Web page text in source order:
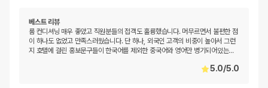
베스트 리뷰
룸 컨디셔닝 매우 좋았고 직원분들의 접객도 훌륭했습니다. 머무르면서 불편한 점
이 하나도 없었고 만족스러웠습니다. 단 하나, 외국인 고객의 비중이 높아서 그런
지 호텔에 걸린 홍보문구들이 한국어를 제외한 중국어와 영어만 병기되어있는…
5.0/5.0